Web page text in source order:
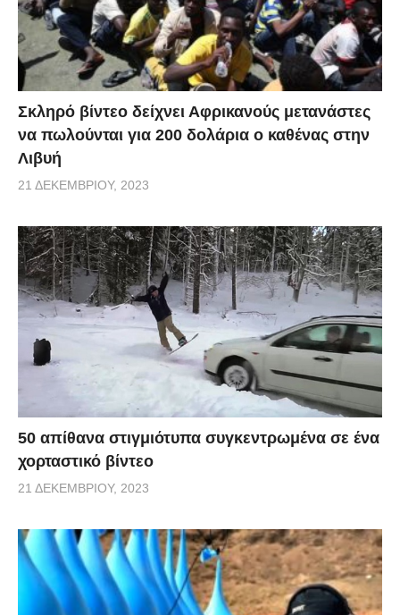
Σκληρό βίντεο δείχνει Αφρικανούς μετανάστες
να πωλούνται για 200 δολάρια ο καθένας στην
Λιβυή
21 ΔΕΚΕΜΒΡΊΟΥ, 2023
50 απίθανα στιγμιότυπα συγκεντρωμένα σε ένα
χορταστικό βίντεο
21 ΔΕΚΕΜΒΡΊΟΥ, 2023